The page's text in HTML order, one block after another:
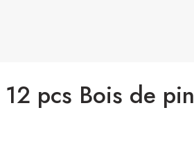
pcs Bois de pin